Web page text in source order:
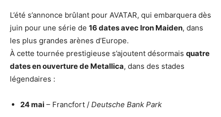
L’été s’annonce brûlant pour AVATAR, qui embarquera dès
juin pour une série de 16 dates avec Iron Maiden, dans
les plus grandes arènes d’Europe.
À cette tournée prestigieuse s’ajoutent désormais quatre
dates en ouverture de Metallica, dans des stades
légendaires :
24 mai – Francfort / Deutsche Bank Park